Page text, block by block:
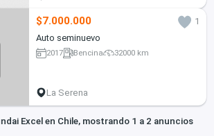
$7.000.000
1
Auto seminuevo
2017 Bencina 32000 km
La Serena
Excel en Chile, mostrando 1 a 2 anuncios